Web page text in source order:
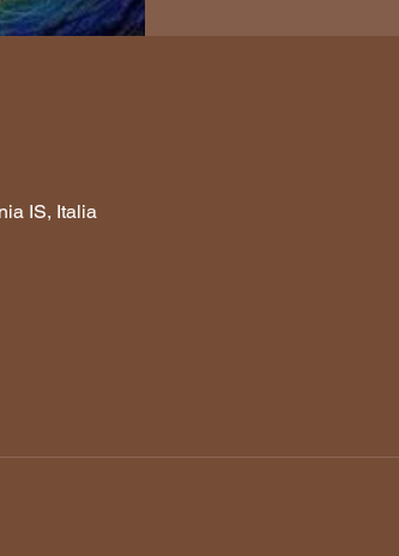
IS, Italia